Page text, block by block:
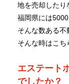
地を売却したり
福岡県には
そんな数ある不
そんな時はこち
エステート
でしたか？